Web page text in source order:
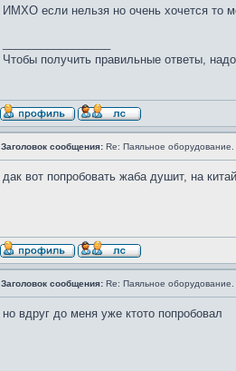
ИМХО если нельзя но очень хочется то
Чтобы получить правильные ответы,
Заголовок сообщения: Re: Паяльное оборудование.
дак вот попробовать жаба душит, на
Заголовок сообщения: Re: Паяльное оборудование.
но вдруг до меня уже ктото попробовал